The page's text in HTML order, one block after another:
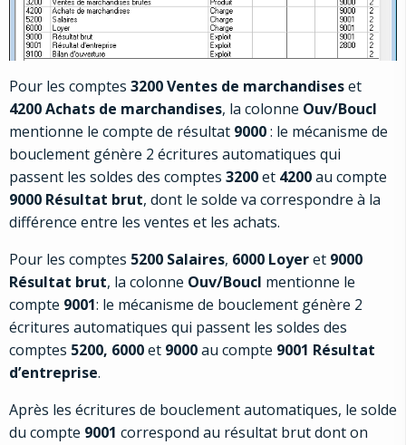
Pour les comptes 3200 Ventes de marchandiseset
4200 Achats de marchandises, la colonne Ouv/Boucl
mentionne le compte de résultat 9000: le mécanisme de
bouclement génère 2 écritures automatiques qui
passent les soldes des comptes 3200et 4200au compte
9000 Résultat brut, dont le solde va correspondre à la
différence entre les ventes et les achats.
Pour les comptes 5200 Salaires, 6000 Loyeret 9000
Résultat brut, la colonne Ouv/Boucl mentionne le
compte 9001: le mécanisme de bouclement génère 2
écritures automatiques qui passent les soldes des
comptes 5200, 6000et 9000au compte 9001 Résultat
d’entreprise.
Après les écritures de bouclement automatiques, le solde
du compte 9001 correspond au résultat brut dont on